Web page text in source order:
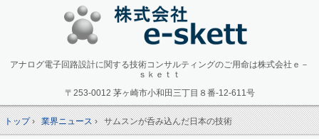
アナログ電子回路設計に関する技術コンサルティングのご用命は株式会社ｅ－
ｓｋｅｔｔ
〒253-0012 茅ヶ崎市小和田三丁目８番-12-611号
トップ› 業界ニュース› サムスンが呑み込んだ日本の技術